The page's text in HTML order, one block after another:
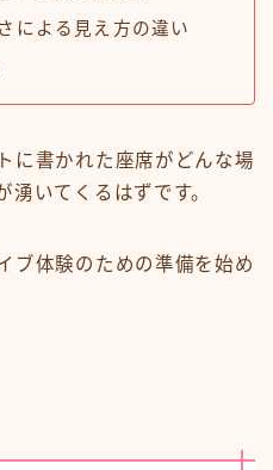
による見え方の違い
に書かれた座席がどんな場
湧いてくるはずです。
ブ体験のための準備を始め